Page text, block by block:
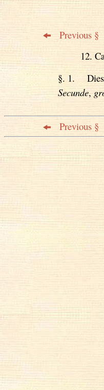
Previous §
12.
§. 1.
Secunde,
Previous §